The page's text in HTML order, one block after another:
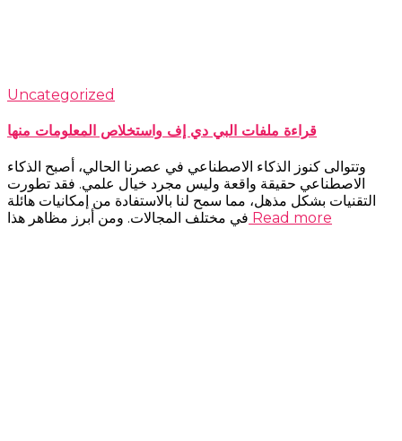
Uncategorized
قراءة ملفات البي دي إف واستخلاص المعلومات منها
وتتوالى كنوز الذكاء الاصطناعي في عصرنا الحالي، أصبح الذكاء
الاصطناعي حقيقة واقعة وليس مجرد خيال علمي. فقد تطورت
التقنيات بشكل مذهل، مما سمح لنا بالاستفادة من إمكانيات هائلة
في مختلف المجالات. ومن أبرز مظاهر هذا Read more